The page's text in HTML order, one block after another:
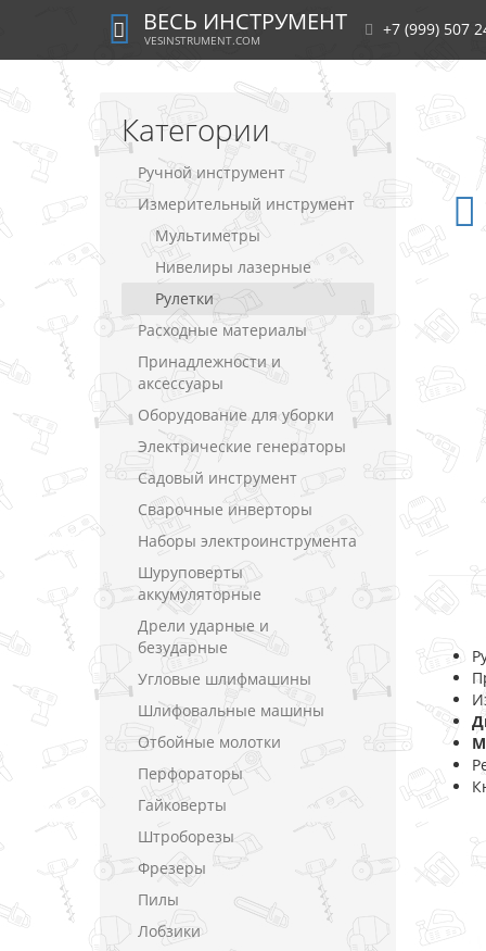
ВЕСЬ ИНСТРУМЕНТ
VESINSTRUMENT.COM
+7 (999) 507
Категории
Ручной инструмент
Измерительный инструмент
Мультиметры
Нивелиры лазерные
Рулетки
Расходные материалы
Принадлежности и
аксессуары
Оборудование для уборки
Электрические генераторы
Садовый инструмент
Сварочные инверторы
Наборы электроинструмента
Шуруповерты
аккумуляторные
Дрели ударные и
безударные
Угловые шлифмашины
Шлифовальные машины
Отбойные молотки
Перфораторы
Гайковерты
Штроборезы
Фрезеры
Пилы
Лобзики